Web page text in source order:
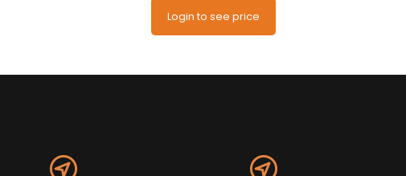
Login to see price